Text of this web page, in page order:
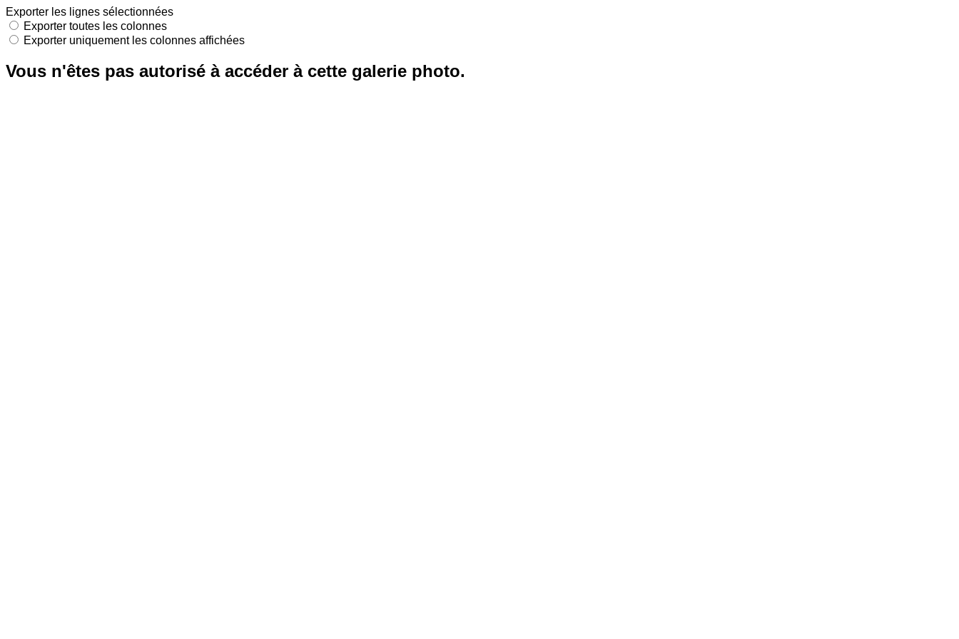
Exporter les lignes sélectionnées
Exporter toutes les colonnes
Exporter uniquement les colonnes affichées
Vous n'êtes pas autorisé à accéder à cette galerie photo.